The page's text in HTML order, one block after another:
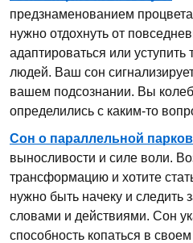
предзнаменованием
нужно отдохнуть от
адаптироваться или уступить
людей. Ваш сон
вашем подсознании. Вы
определились с каким-то
Сон о параллельной
выносливости и силе воли.
трансформацию и хотите
нужно быть начеку и следить
словами и действиями. Сон
способность копаться в